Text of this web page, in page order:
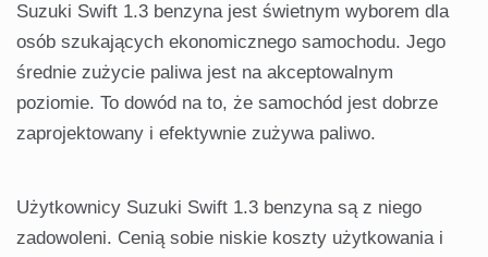
Suzuki Swift 1.3 benzyna jest świetnym wyborem dla
osób szukających ekonomicznego samochodu. Jego
średnie zużycie paliwa jest na akceptowalnym
poziomie. To dowód na to, że samochód jest dobrze
zaprojektowany i efektywnie zużywa paliwo.
Użytkownicy Suzuki Swift 1.3 benzyna są z niego
zadowoleni. Cenią sobie niskie koszty użytkowania i